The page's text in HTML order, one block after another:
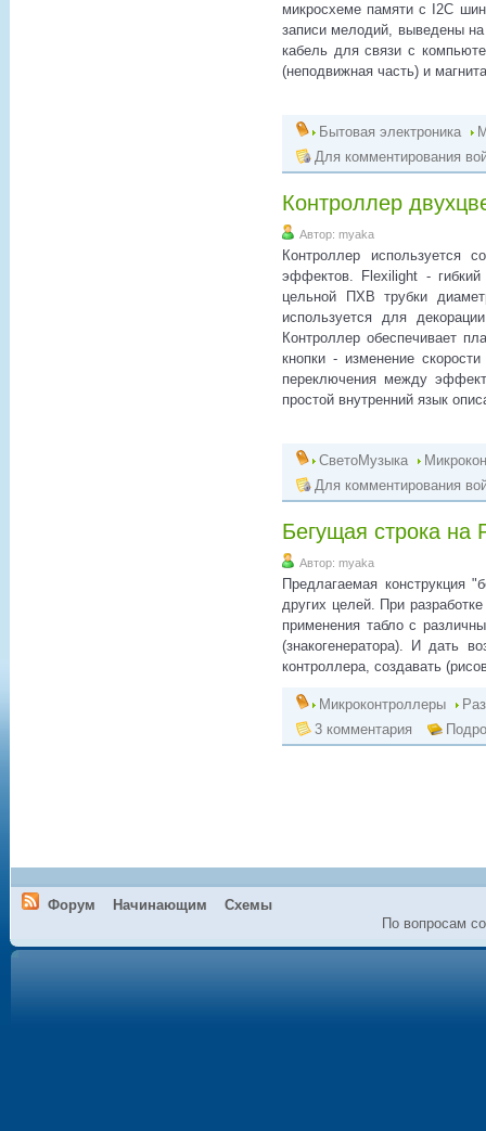
микросхеме памяти с I2C
записи мелодий, выведены
кабель для связи с
(неподвижная часть) и
Бытовая электроника
Для комментирования
Контроллер
Автор: myaka
Контроллер используется
эффектов. Flexilight -
цельной ПХВ трубки
используется для
Контроллер обеспечивает
кнопки - изменение
переключения между
простой внутренний язык
СветоМузыка
Для комментирования
Бегущая строка на
Автор: myaka
Предлагаемая конструкция
других целей. При
применения табло с
(знакогенератора). И дать
контроллера, создавать
Микроконтроллеры
3 комментария
Форум Начинающим
Схемы
По вопросам